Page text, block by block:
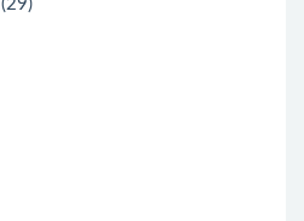
(29)